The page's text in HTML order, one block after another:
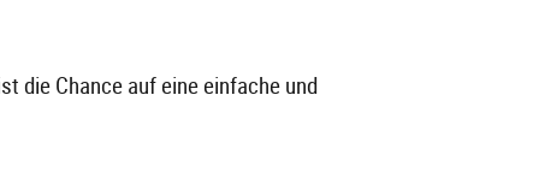
die Chance auf eine einfache und